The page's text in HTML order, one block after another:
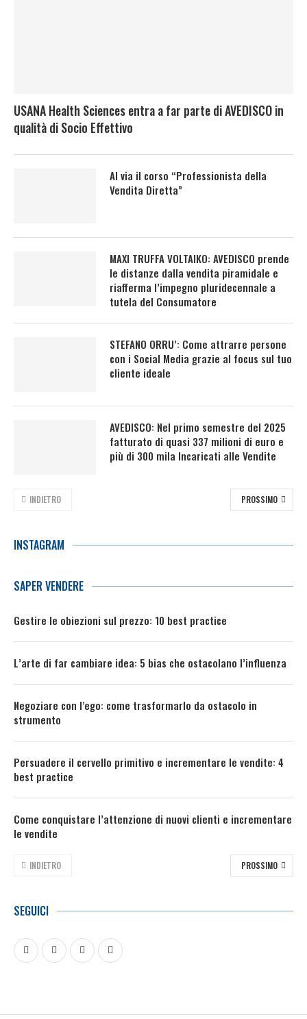
USANA Health Sciences entra a far parte di AVEDISCO in
qualità di Socio Effettivo
Al via il corso “Professionista della
Vendita Diretta”
MAXI TRUFFA VOLTAIKO: AVEDISCO prende
le distanze dalla vendita piramidale e
riafferma l’impegno pluridecennale a
tutela del Consumatore
STEFANO ORRU’: Come attrarre persone
con i Social Media grazie al focus sul tuo
cliente ideale
AVEDISCO: Nel primo semestre del 2025
fatturato di quasi 337 milioni di euro e
più di 300 mila Incaricati alle Vendite
INDIETRO PROSSIMO
INSTAGRAM
SAPER VENDERE
Gestire le obiezioni sul prezzo: 10 best practice
L’arte di far cambiare idea: 5 bias che ostacolano l’influenza
Negoziare con l’ego: come trasformarlo da ostacolo in
strumento
Persuadere il cervello primitivo e incrementare le vendite: 4
best practice
Come conquistare l’attenzione di nuovi clienti e incrementare
le vendite
INDIETRO PROSSIMO
SEGUICI